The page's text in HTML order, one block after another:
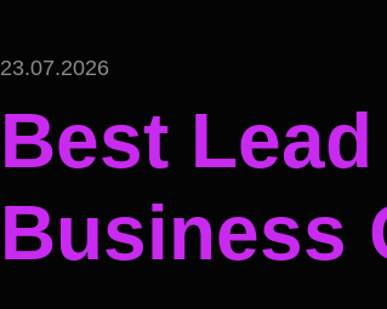
23.07.2026
Best
Business